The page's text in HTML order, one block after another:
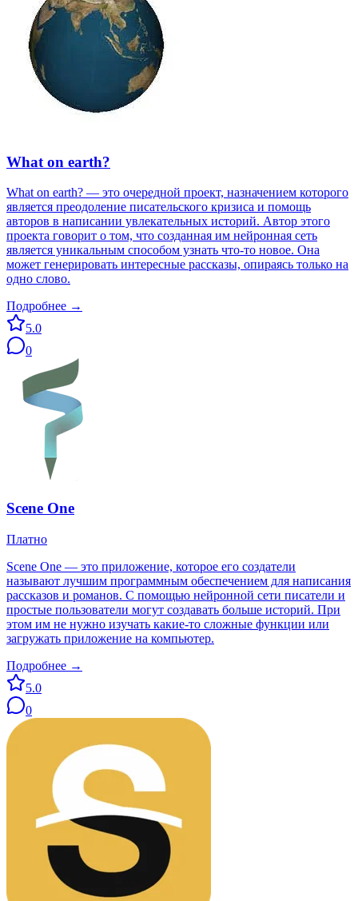
What on earth?
What on earth? — это очередной проект, назначением которого
является преодоление писательского кризиса и помощь
авторов в написании увлекательных историй. Автор этого
проекта говорит о том, что созданная им нейронная сеть
является уникальным способом узнать что-то новое. Она
может генерировать интересные рассказы, опираясь только на
одно слово.
Подробнее →
5.0
0
Scene One
Платно
Scene One — это приложение, которое его создатели
называют лучшим программным обеспечением для написания
рассказов и романов. С помощью нейронной сети писатели и
простые пользователи могут создавать больше историй. При
этом им не нужно изучать какие-то сложные функции или
загружать приложение на компьютер.
Подробнее →
5.0
0